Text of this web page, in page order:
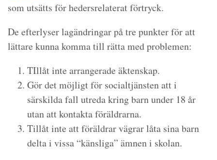
som utsätts för hedersrelaterat förtryck.
De efterlyser lagändringar på tre punkter för att
lättare kunna komma till rätta med problemen:
TIllåt inte arrangerade äktenskap.
Gör det möjligt för socialtjänsten att i
särskilda fall utreda kring barn under 18 år
utan att kontakta föräldrarna.
Tillåt inte att föräldrar vägrar låta sina barn
delta i vissa “känsliga” ämnen i skolan.